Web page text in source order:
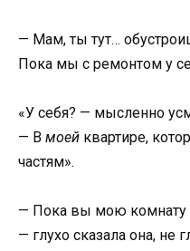
— Мам, ты тут…
Пока мы с ремонтом у
«У себя? — мысленно
— В моей квартире,
частям».
— Пока вы мою комнату
— глухо сказала она, не